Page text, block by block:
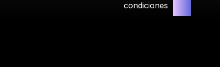
condiciones